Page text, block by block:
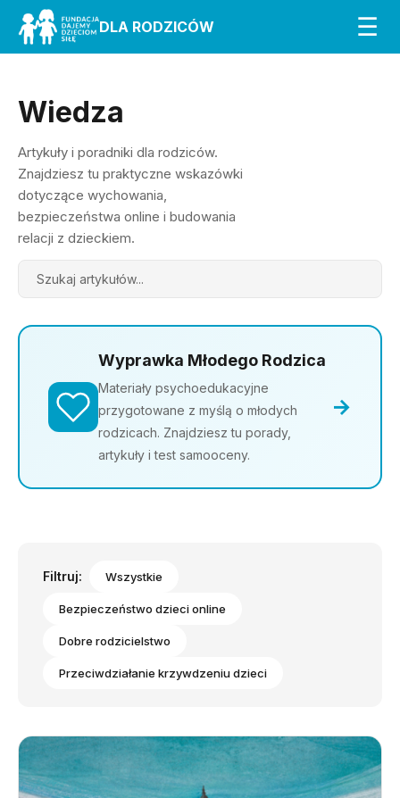
DLA RODZICÓW ☰
Wiedza
Artykuły i poradniki dla rodziców.
Znajdziesz tu praktyczne wskazówki
dotyczące wychowania,
bezpieczeństwa online i budowania
relacji z dzieckiem.
Search
Wyprawka Młodego Rodzica
Materiały psychoedukacyjne
przygotowane z myślą o młodych
rodzicach. Znajdziesz tu porady,
artykuły i test samooceny.
→
Filtruj: Wszystkie
Bezpieczeństwo dzieci online
Dobre rodzicielstwo
Przeciwdziałanie krzywdzeniu dzieci